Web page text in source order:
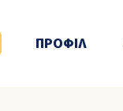
ΠΡΟΦΙΛ